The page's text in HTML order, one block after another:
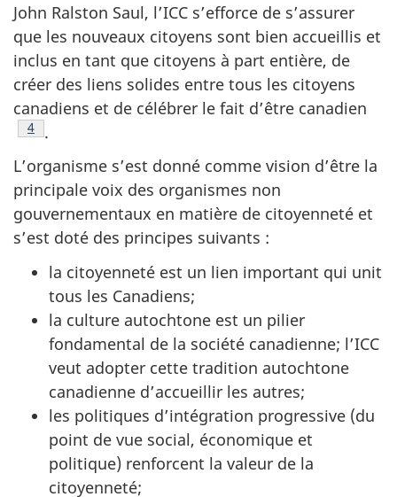
John Ralston Saul, l’ICC s’efforce de s’assurer
que les nouveaux citoyens sont bien accueillis et
inclus en tant que citoyens à part entière, de
créer des liens solides entre tous les citoyens
canadiens et de célébrer le fait d’être canadien
Note de bas de page
4
.
L’organisme s’est donné comme vision d’être la
principale voix des organismes non
gouvernementaux en matière de citoyenneté et
s’est doté des principes suivants :
la citoyenneté est un lien important qui unit
tous les Canadiens;
la culture autochtone est un pilier
fondamental de la société canadienne; l’ICC
veut adopter cette tradition autochtone
canadienne d’accueillir les autres;
les politiques d’intégration progressive (du
point de vue social, économique et
politique) renforcent la valeur de la
citoyenneté;